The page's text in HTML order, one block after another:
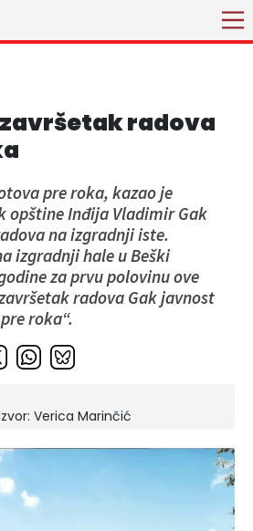
radova
pre roka, kazao je
opštine Inđija Vladimir Gak
na izgradnji iste.
izgradnji hale u Beški
za prvu polovinu ove
radova Gak javnost
roka“.
Verica Marinčić